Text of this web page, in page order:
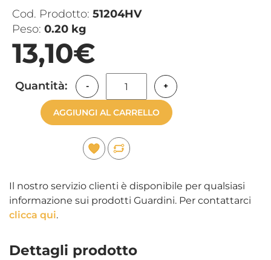
Cod. Prodotto: 51204HV
Peso: 0.20 kg
13,10€
Quantità: - +
AGGIUNGI AL CARRELLO
Il nostro servizio clienti è disponibile per qualsiasi
informazione sui prodotti Guardini. Per contattarci
clicca qui.
Dettagli prodotto